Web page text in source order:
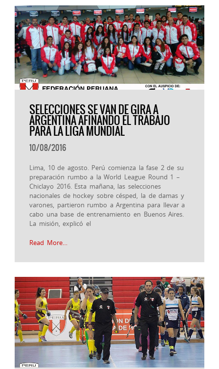
SELECCIONES SE VAN DE GIRA A
ARGENTINA AFINANDO EL TRABAJO
PARA LA LIGA MUNDIAL
10/08/2016
Lima, 10 de agosto. Perú comienza la fase 2 de su
preparación rumbo a la World League Round 1 –
Chiclayo 2016. Esta mañana, las selecciones
nacionales de hockey sobre césped, la de damas y
varones, partieron rumbo a Argentina para llevar a
cabo una base de entrenamiento en Buenos Aires.
La misión, explicó el
Read More…